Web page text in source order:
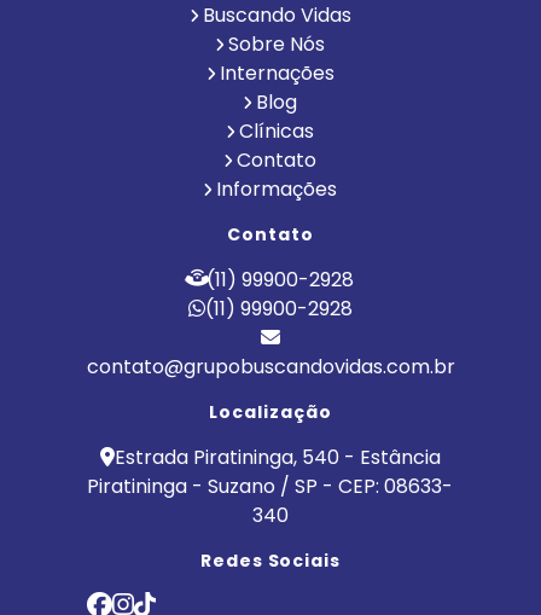
Buscando Vidas
Sobre Nós
Internações
Blog
Clínicas
Contato
Informações
Contato
(11) 99900-2928
(11) 99900-2928
contato@grupobuscandovidas.com.br
Localização
Estrada Piratininga, 540 - Estância
Piratininga - Suzano / SP - CEP: 08633-
340
Redes Sociais